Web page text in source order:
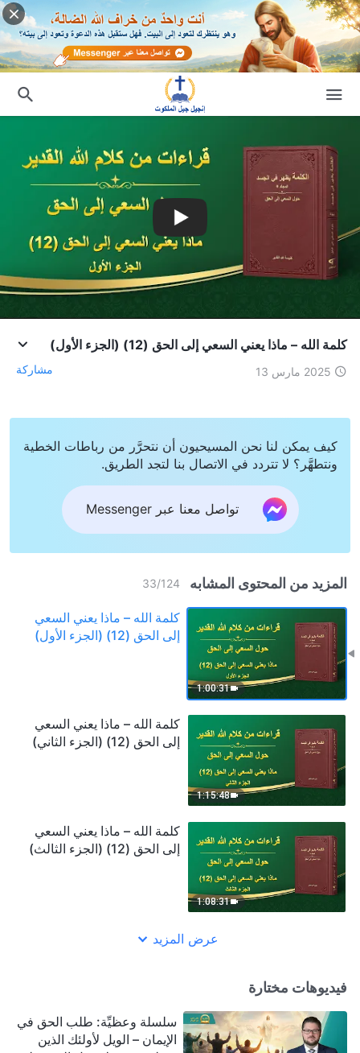
كلمة الله – ماذا يعني السعي إلى الحق (12) (الجزء الأول)
2025 مارس 13 مشاركة
كيف يمكن لنا نحن المسيحيون أن نتحرَّر من رباطات الخطية
ونتطهَّر؟ لا تتردد في الاتصال بنا لتجد الطريق.
تواصل معنا عبر Messenger
المزيد من المحتوى المشابه 33/124
1:00:31
كلمة الله – ماذا يعني السعي
إلى الحق (12) (الجزء الأول)
1:15:48
كلمة الله – ماذا يعني السعي
إلى الحق (12) (الجزء الثاني)
1:08:31
كلمة الله – ماذا يعني السعي
إلى الحق (12) (الجزء الثالث)
عرض المزيد
فيديوهات مختارة
سلسلة وعظيِّة: طلب الحق في
الإيمان – الويل لأولئك الذين